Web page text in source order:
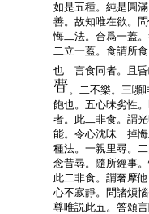
如是五種。純是圓
善。故知唯在欲。
悔二法。合爲一蓋
二立一蓋。食謂所
也 言食同者。且昏
。二不樂。三嚬
飽也。五心昧劣性
者。此二非食。謂
能。令心沈昧 掉悔
種法。一親里尋。
念昔尋。隨所經事
此二非食。謂奢摩
心不寂靜。問諸煩
尊唯説此五。答頌